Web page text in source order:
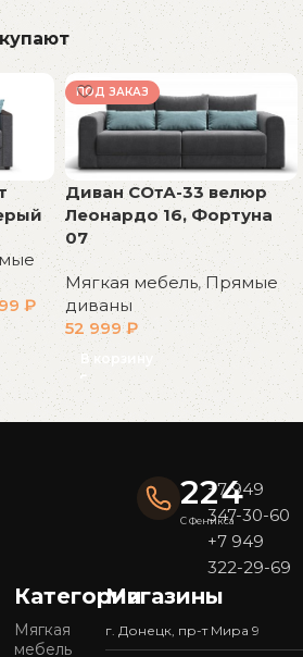
₽
ПОД ЗАКАЗ
Диван СОтА-33 велюр
Леонардо 16, Фортуна
07
Мягкая мебель,Прямые
диваны
52 999₽
В корзину
224
С Феникса
+7 949
347-30-60
+7 949
322-29-69
Категории
Мягкая
мебель
Магазины
г. Донецк, пр-т Мира 9